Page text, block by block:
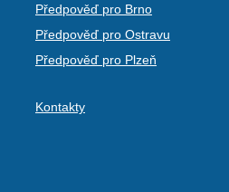
Předpověď pro Brno
Předpověď pro Ostravu
Předpověď pro Plzeň
Kontakty